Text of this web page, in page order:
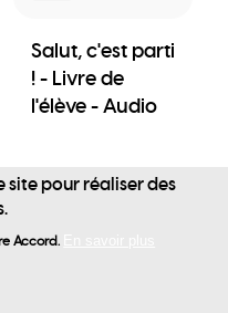
Salut, c'est parti
! - Livre de
l'élève - Audio
site pour réaliser des
Accord.